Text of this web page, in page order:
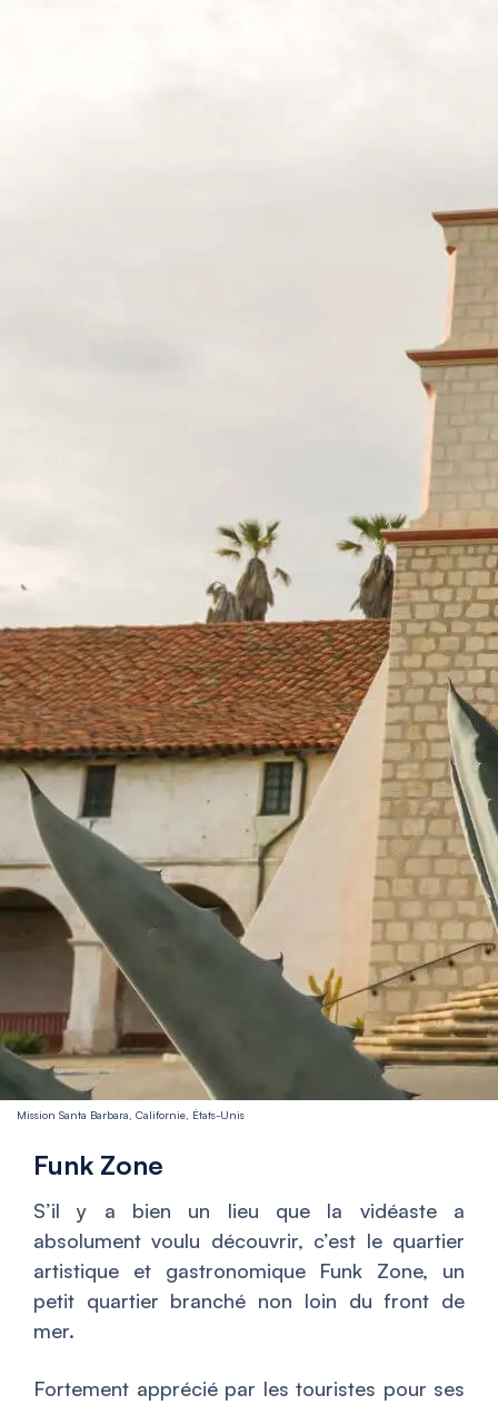
Mission Santa Barbara, Californie, États-Unis
Funk Zone
S’il y a bien un lieu que la vidéaste a
absolument voulu découvrir, c’est le quartier
artistique et gastronomique Funk Zone, un
petit quartier branché non loin du front de
mer.
Fortement apprécié par les touristes pour ses